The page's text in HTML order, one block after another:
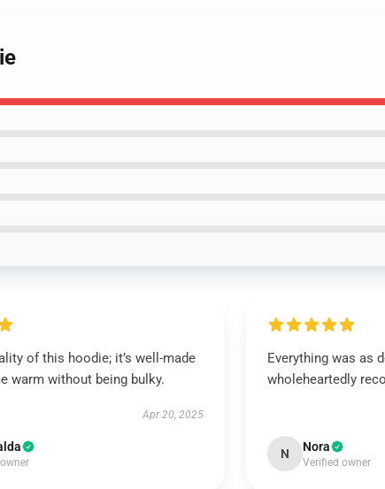
of this hoodie; it’s well-made
warm without being bulky.
Apr 20, 2025
Everything was as
wholeheartedly
N Nora
Verified owner